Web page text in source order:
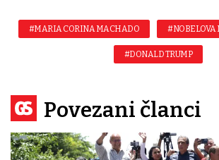
#MARIA CORINA MACHADO #NOBELOVA
#DONALD TRUMP
Povezani članci